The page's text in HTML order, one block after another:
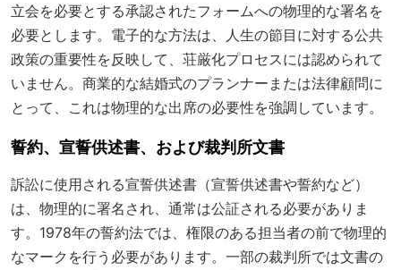
立会を必要とする承認されたフォームへの物理的な署名を
必要とします。電子的な方法は、人生の節目に対する公共
政策の重要性を反映して、荘厳化プロセスには認められて
いません。商業的な結婚式のプランナーまたは法律顧問に
とって、これは物理的な出席の必要性を強調しています。
誓約、宣誓供述書、および裁判所文書
訴訟に使用される宣誓供述書（宣誓供述書や誓約など）
は、物理的に署名され、通常は公証される必要がありま
す。1978年の誓約法では、権限のある担当者の前で物理的
なマークを行う必要があります。一部の裁判所では文書の